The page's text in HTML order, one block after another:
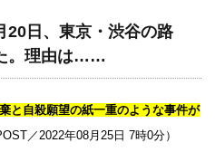
20日、東京・渋谷の路
。理由は……
と自殺願望の紙一重のような事件が
／2022年08月25日 7時0分）